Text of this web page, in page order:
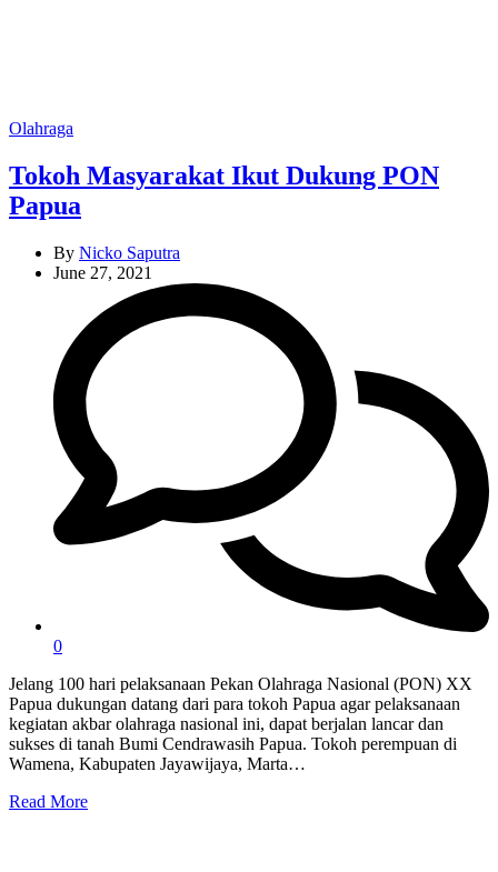
Categories
Olahraga
Tokoh Masyarakat Ikut Dukung PON
Papua
By Nicko Saputra
June 27, 2021
0
Jelang 100 hari pelaksanaan Pekan Olahraga Nasional (PON) XX
Papua dukungan datang dari para tokoh Papua agar pelaksanaan
kegiatan akbar olahraga nasional ini, dapat berjalan lancar dan
sukses di tanah Bumi Cendrawasih Papua. Tokoh perempuan di
Wamena, Kabupaten Jayawijaya, Marta…
Read More